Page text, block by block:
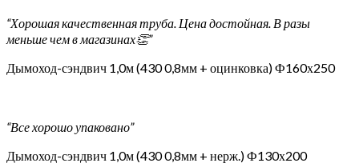
“Хорошая качественная труба. Цена достойная. В разы
меньше чем в магазинах👏”
Дымоход-сэндвич 1,0м (430 0,8мм + оцинковка) Ф160х250
“Все хорошо упаковано”
Дымоход-сэндвич 1,0м (430 0,8мм + нерж.) Ф130х200